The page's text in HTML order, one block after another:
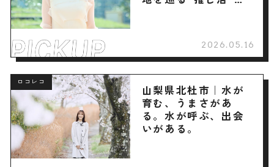
2026.05.16
ロコレコ
山梨県北杜市｜水が
育む、うまさがあ
る。水が呼ぶ、出会
いがある。